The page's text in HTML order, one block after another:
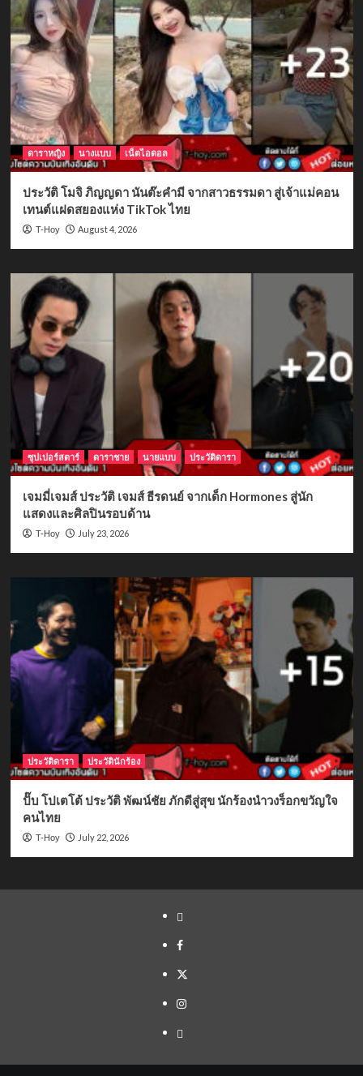
ดาราหญิง นางแบบ เน็ตไอดอล
ประวัติ โมจิ ภิญญดา นันต๊ะคำมี จากสาวธรรมดา สู่เจ้าแม่คอน
เทนต์แฝดสยองแห่ง TikTok ไทย
T-Hoy August 4, 2026
ซุปเปอร์สตาร์ ดาราชาย นายแบบ ประวัติดารา
เจมมี่เจมส์ ประวัติ เจมส์ ธีรดนย์ จากเด็ก Hormones สู่นัก
แสดงและศิลปินรอบด้าน
T-Hoy July 23, 2026
ประวัติดารา ประวัตินักร้อง
ปั๊บ โปเตโต้ ประวัติ พัฒน์ชัย ภักดีสู่สุข นักร้องนำวงร็อกขวัญใจ
คนไทย
T-Hoy July 22, 2026
Yelp
Facebook
Twitter
Instagram
Email